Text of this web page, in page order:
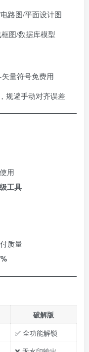
路图/平面设计图
图/数据库模型
矢量符号免费用
规避手动对齐误差
用
工具
质量
破解版
✅ 全功能解锁